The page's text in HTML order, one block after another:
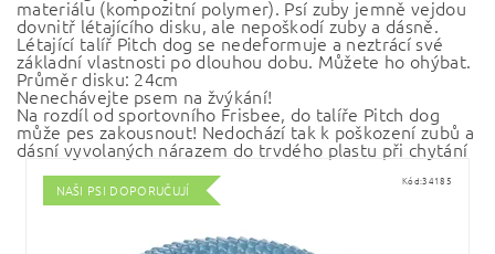
materiálu (kompozitní polymer). Psí zuby jemně vejdou
dovnitř létajícího disku, ale nepoškodí zuby a dásně.
Létající talíř Pitch dog se nedeformuje a neztrácí své
základní vlastnosti po dlouhou dobu. Můžete ho ohýbat.
Průměr disku: 24cm
Nenechávejte psem na žvýkání!
Na rozdíl od sportovního Frisbee, do talíře Pitch dog
může pes zakousnout! Nedochází tak k poškození zubů a
dásní vyvolaných nárazem do trvdého plastu při chytání
NAŠI PSI DOPORUČUJÍ
Kód:34185